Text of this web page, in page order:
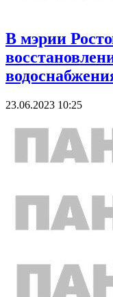
В мэрии
23.06.2023 10:25